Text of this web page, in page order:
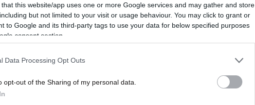
that this website/app uses one or more Google services and may gather and store
but not limited to your visit or usage behaviour. You may click to grant or
to Google and its third-party tags to use your data for below specified purposes
consent section.
Data Processing Opt Outs
opt-out of the Sharing of my personal data.
στον τελικό και κατέκτησε την τρίτη
συμμετοχή ήταν από τις πιο ισχυρές της